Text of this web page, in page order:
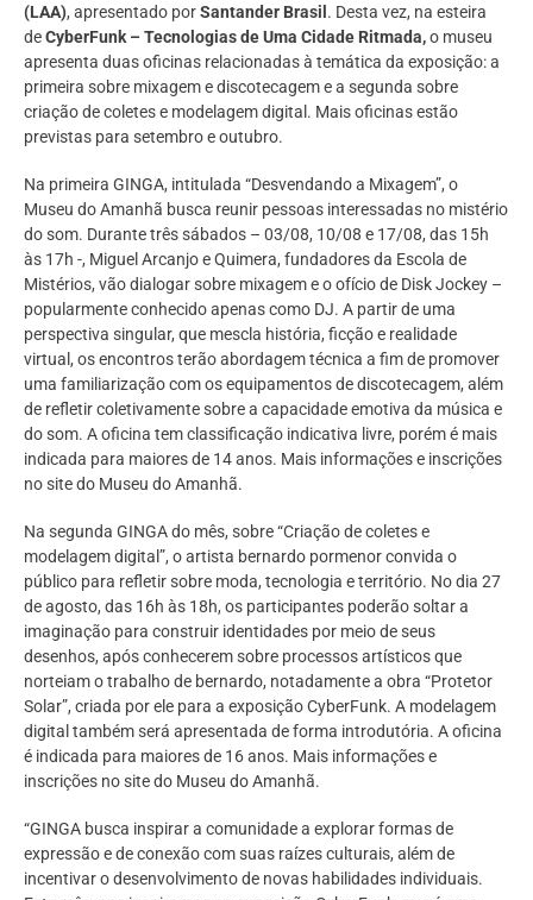
(LAA), apresentado porSantander Brasil . Desta vez, na esteira
deCyberFunk – Tecnologias de Uma Cidade Ritmada,o museu
apresenta duas oficinas relacionadas à temática da exposição: a
primeira sobre mixagem e discotecagem e a segunda sobre
criação de coletes e modelagem digital. Mais oficinas estão
previstas para setembro e outubro.
Na primeira GINGA, intitulada “Desvendando a Mixagem”, o
Museu do Amanhã busca reunir pessoas interessadas no mistério
do som. Durante três sábados – 03/08, 10/08 e 17/08, das 15h
às 17h -, Miguel Arcanjo e Quimera, fundadores da Escola de
Mistérios, vão dialogar sobre mixagem e o ofício de Disk Jockey –
popularmente conhecido apenas como DJ. A partir de uma
perspectiva singular, que mescla história, ficção e realidade
virtual, os encontros terão abordagem técnica a fim de promover
uma familiarização com os equipamentos de discotecagem, além
de refletir coletivamente sobre a capacidade emotiva da música e
do som. A oficina tem classificação indicativa livre, porém é mais
indicada para maiores de 14 anos. Mais informações e inscrições
no site do Museu do Amanhã.
Na segunda GINGA do mês, sobre “Criação de coletes e
modelagem digital”, o artista bernardo pormenor convida o
público para refletir sobre moda, tecnologia e território. No dia 27
de agosto, das 16h às 18h, os participantes poderão soltar a
imaginação para construir identidades por meio de seus
desenhos, após conhecerem sobre processos artísticos que
norteiam o trabalho de bernardo, notadamente a obra “Protetor
Solar”, criada por ele para a exposição CyberFunk. A modelagem
digital também será apresentada de forma introdutória. A oficina
é indicada para maiores de 16 anos. Mais informações e
inscrições no site do Museu do Amanhã.
“GINGA busca inspirar a comunidade a explorar formas de
expressão e de conexão com suas raízes culturais, além de
incentivar o desenvolvimento de novas habilidades individuais.